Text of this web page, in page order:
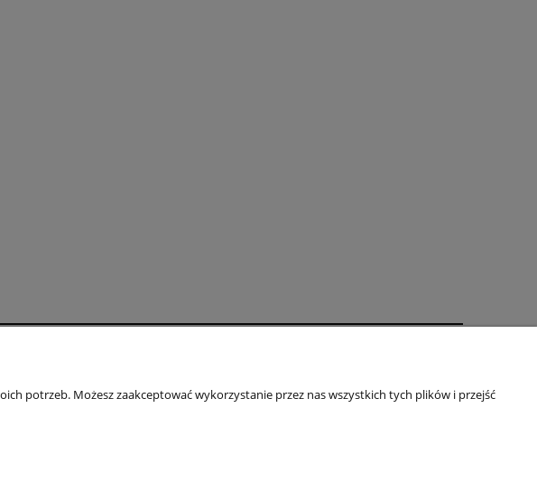
Gwarancja
Kontakt
potrzeb. Możesz zaakceptować wykorzystanie przez nas wszystkich tych plików i przejść